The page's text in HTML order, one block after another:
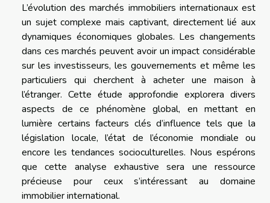
L’évolution des marchés immobiliers internationaux est
un sujet complexe mais captivant, directement lié aux
dynamiques économiques globales. Les changements
dans ces marchés peuvent avoir un impact considérable
sur les investisseurs, les gouvernements et même les
particuliers qui cherchent à acheter une maison à
l’étranger. Cette étude approfondie explorera divers
aspects de ce phénomène global, en mettant en
lumière certains facteurs clés d’influence tels que la
législation locale, l’état de l’économie mondiale ou
encore les tendances socioculturelles. Nous espérons
que cette analyse exhaustive sera une ressource
précieuse pour ceux s’intéressant au domaine
immobilier international.